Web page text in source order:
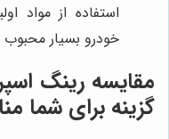
استفاده از مواد
خودرو بسیار
مقایسه رینگ
گزینه برای شما